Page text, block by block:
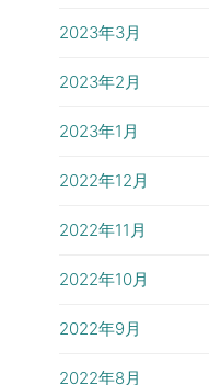
2023年3月
2023年2月
2023年1月
2022年12月
2022年11月
2022年10月
2022年9月
2022年8月